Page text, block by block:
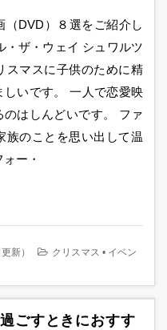
DVD）８選をご紹介し
・ザ・ウェイ シュワルツ
スマスに子供のために精
いです。 一人で恋愛映
はしんどいです。 ファ
族のことを思い出して温
ー・
新） クリスマス • イベン
ごすときにおすす